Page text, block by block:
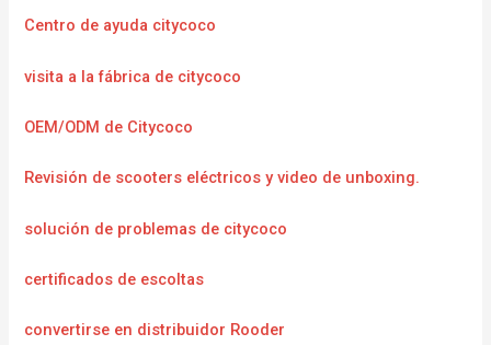
Centro de ayuda citycoco
visita a la fábrica de citycoco
OEM/ODM de Citycoco
Revisión de scooters eléctricos y video de unboxing.
solución de problemas de citycoco
certificados de escoltas
convertirse en distribuidor Rooder